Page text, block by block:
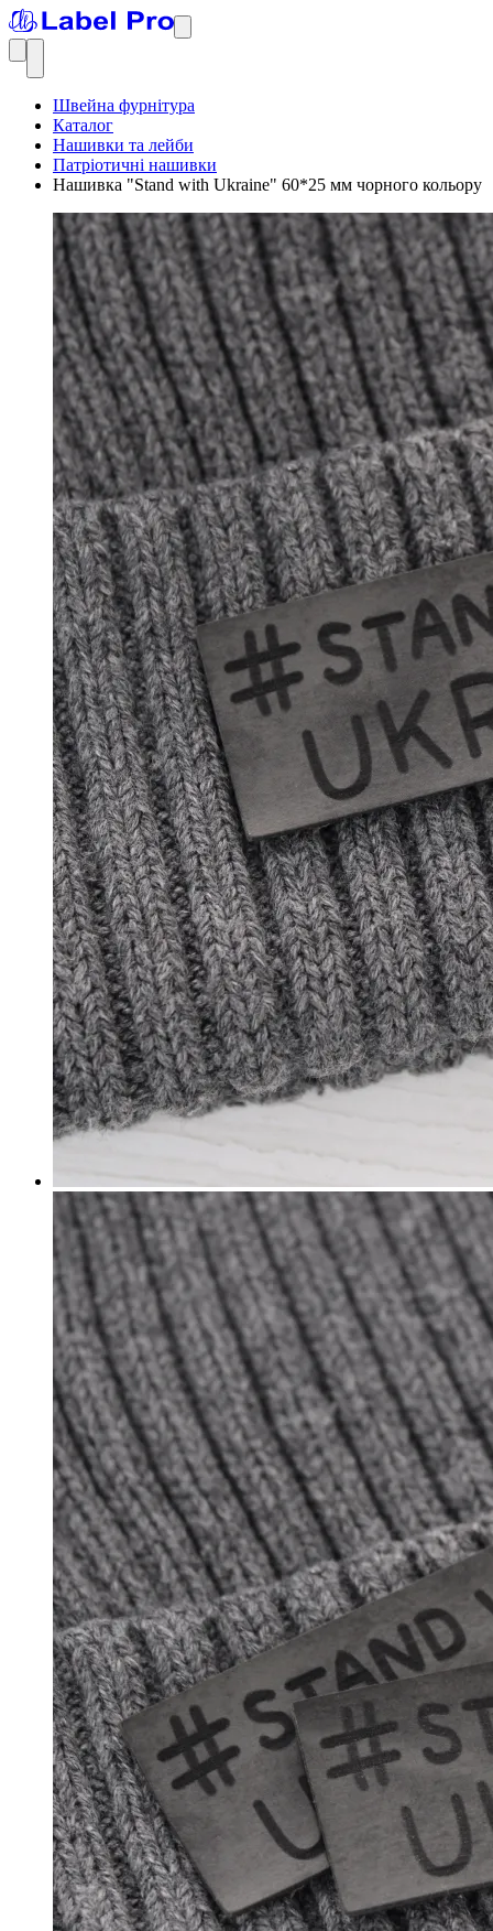
Швейна фурнітура
Каталог
Нашивки та лейби
Патріотичні нашивки
Нашивка "Stand with Ukraine" 60*25 мм чорного кольору